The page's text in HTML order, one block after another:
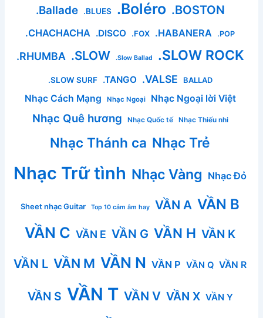
.Ballade .BLUES .Boléro .BOSTON
.CHACHACHA .DISCO .FOX .HABANERA .POP
.RHUMBA .SLOW .Slow Ballad .SLOW ROCK
.SLOW SURF .TANGO .VALSE BALLAD
Nhạc Cách Mạng Nhạc Ngoại Nhạc Ngoại lời Việt
Nhạc Quê hương Nhạc Quốc tế Nhạc Thiếu nhi
Nhạc Thánh ca Nhạc Trẻ
Nhạc Trữ tình Nhạc Vàng Nhạc Đỏ
Sheet nhạc Guitar Top 10 cảm âm hay VẦN A VẦN B
VẦN C VẦN E VẦN G VẦN H VẦN K
VẦN L VẦN M VẦN N VẦN P VẦN Q VẦN R
VẦN S VẦN T VẦN V VẦN X VẦN Y